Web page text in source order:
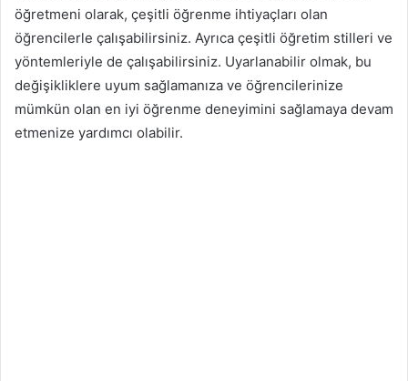
öğretmeni olarak, çeşitli öğrenme ihtiyaçları olan
öğrencilerle çalışabilirsiniz. Ayrıca çeşitli öğretim stilleri ve
yöntemleriyle de çalışabilirsiniz. Uyarlanabilir olmak, bu
değişikliklere uyum sağlamanıza ve öğrencilerinize
mümkün olan en iyi öğrenme deneyimini sağlamaya devam
etmenize yardımcı olabilir.